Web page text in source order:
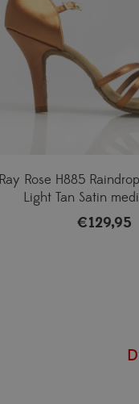
Ray Rose H885 Raindrop
Light Tan Satin
€129,95